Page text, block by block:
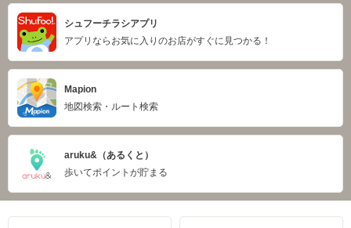
シュフーチラシアプリ
アプリならお気に入りのお店がすぐに見つかる！
Mapion
地図検索・ルート検索
aruku&（あるくと）
歩いてポイントが貯まる